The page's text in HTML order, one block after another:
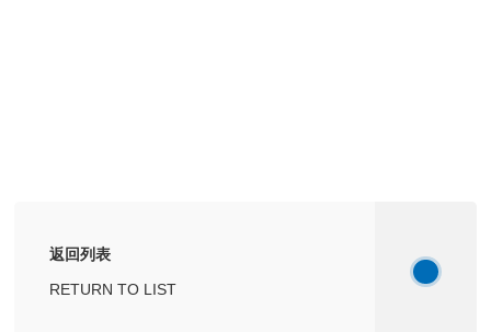
返回列表
RETURN TO LIST